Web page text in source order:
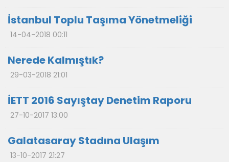
İstanbul Toplu Taşıma Yönetmeliği
14-04-2018 00:11
Nerede Kalmıştık?
29-03-2018 21:01
İETT 2016 Sayıştay Denetim Raporu
27-10-2017 13:00
Galatasaray Stadına Ulaşım
13-10-2017 21:27